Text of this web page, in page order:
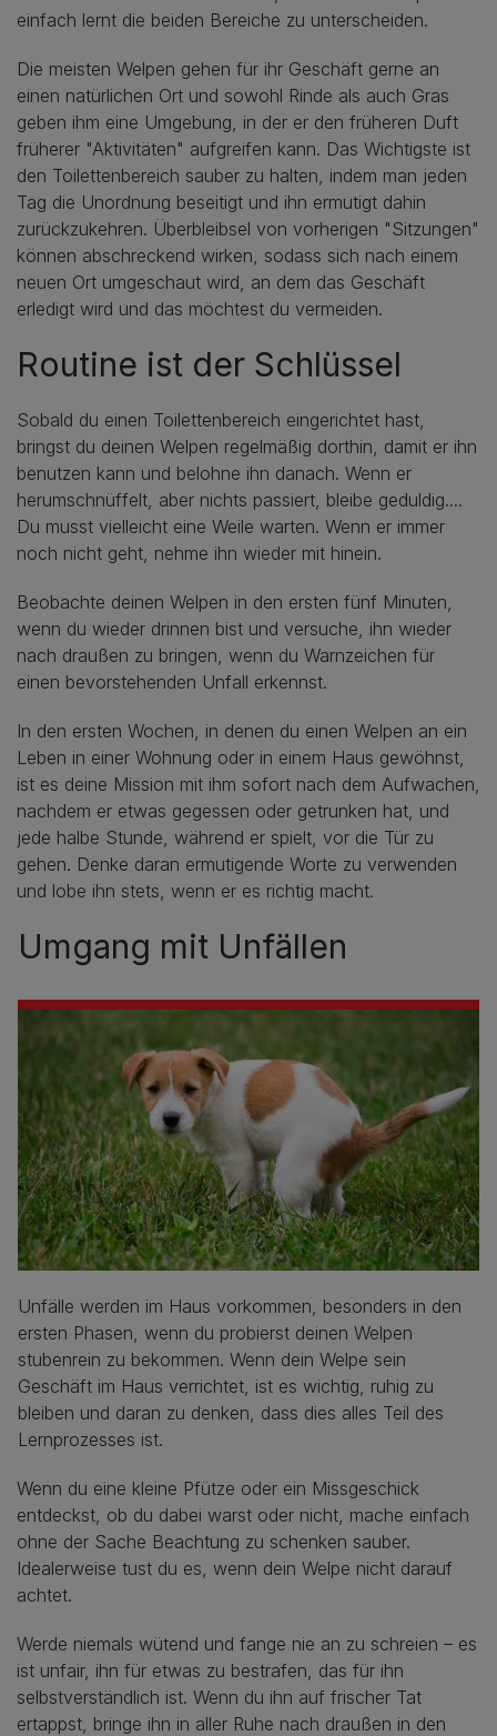
einfach lernt die beiden Bereiche zu unterscheiden.
Die meisten Welpen gehen für ihr Geschäft gerne an
einen natürlichen Ort und sowohl Rinde als auch Gras
geben ihm eine Umgebung, in der er den früheren Duft
früherer "Aktivitäten" aufgreifen kann. Das Wichtigste ist
den Toilettenbereich sauber zu halten, indem man jeden
Tag die Unordnung beseitigt und ihn ermutigt dahin
zurückzukehren. Überbleibsel von vorherigen "Sitzungen"
können abschreckend wirken, sodass sich nach einem
neuen Ort umgeschaut wird, an dem das Geschäft
erledigt wird und das möchtest du vermeiden.
Routine ist der Schlüssel
Sobald du einen Toilettenbereich eingerichtet hast,
bringst du deinen Welpen regelmäßig dorthin, damit er ihn
benutzen kann und belohne ihn danach. Wenn er
herumschnüffelt, aber nichts passiert, bleibe geduldig....
Du musst vielleicht eine Weile warten. Wenn er immer
noch nicht geht, nehme ihn wieder mit hinein.
Beobachte deinen Welpen in den ersten fünf Minuten,
wenn du wieder drinnen bist und versuche, ihn wieder
nach draußen zu bringen, wenn du Warnzeichen für
einen bevorstehenden Unfall erkennst.
In den ersten Wochen, in denen du einen Welpen an ein
Leben in einer Wohnung oder in einem Haus gewöhnst,
ist es deine Mission mit ihm sofort nach dem Aufwachen,
nachdem er etwas gegessen oder getrunken hat, und
jede halbe Stunde, während er spielt, vor die Tür zu
gehen. Denke daran ermutigende Worte zu verwenden
und lobe ihn stets, wenn er es richtig macht.
Umgang mit Unfällen
Unfälle werden im Haus vorkommen, besonders in den
ersten Phasen, wenn du probierst deinen Welpen
stubenrein zu bekommen. Wenn dein Welpe sein
Geschäft im Haus verrichtet, ist es wichtig, ruhig zu
bleiben und daran zu denken, dass dies alles Teil des
Lernprozesses ist.
Wenn du eine kleine Pfütze oder ein Missgeschick
entdeckst, ob du dabei warst oder nicht, mache einfach
ohne der Sache Beachtung zu schenken sauber.
Idealerweise tust du es, wenn dein Welpe nicht darauf
achtet.
Werde niemals wütend und fange nie an zu schreien – es
ist unfair, ihn für etwas zu bestrafen, das für ihn
selbstverständlich ist. Wenn du ihn auf frischer Tat
ertappst, bringe ihn in aller Ruhe nach draußen in den